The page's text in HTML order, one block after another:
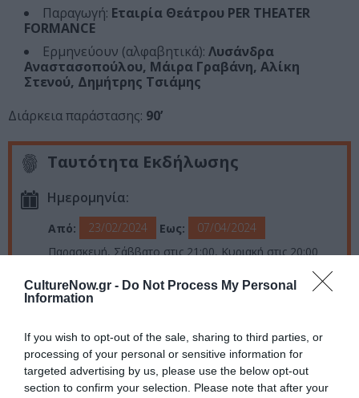
CultureNow.gr - Do Not Process My Personal
Information
If you wish to opt-out of the sale, sharing to third parties, or
processing of your personal or sensitive information for
targeted advertising by us, please use the below opt-out
section to confirm your selection. Please note that after your
Παραγωγή: Εταιρία Θεάτρου PER THEATER
FORMANCE
Ερμηνεύουν (αλφαβητικά): Λυσάνδρα
Αναστασοπούλου, Μάιρα Γραβάνη, Αλίκη
Στενού, Δημήτρης Τσιάμης
Διάρκεια παράστασης: 90’
Ταυτότητα Εκδήλωσης
Ημερομηνία:
Από: 23/02/2024 Εως:
07/04/2024
Παρασκευή, Σάββατο στις 21:00, Κυριακή στις 20:00
Τοποθεσία:
Bios
Eισιτήρια: